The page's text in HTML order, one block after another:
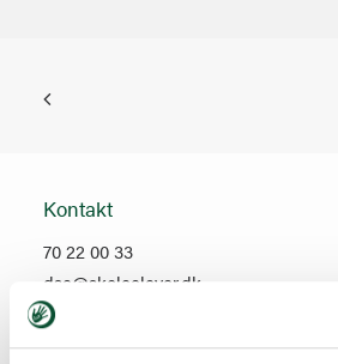
Kontakt
70 22 00 33
dse@skoleelever.dk
Sindalsvej 9